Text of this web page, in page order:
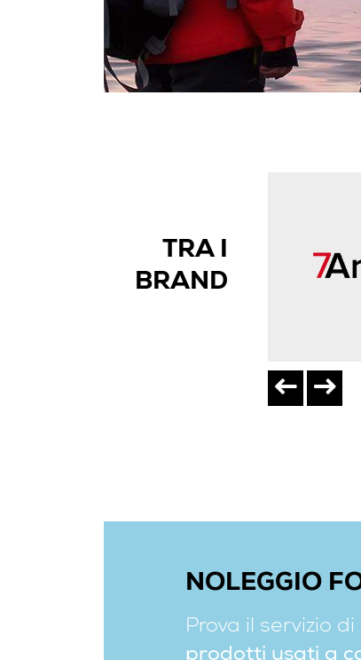
TRA I
BRAND
NOLEGGIO
Prova il servizio